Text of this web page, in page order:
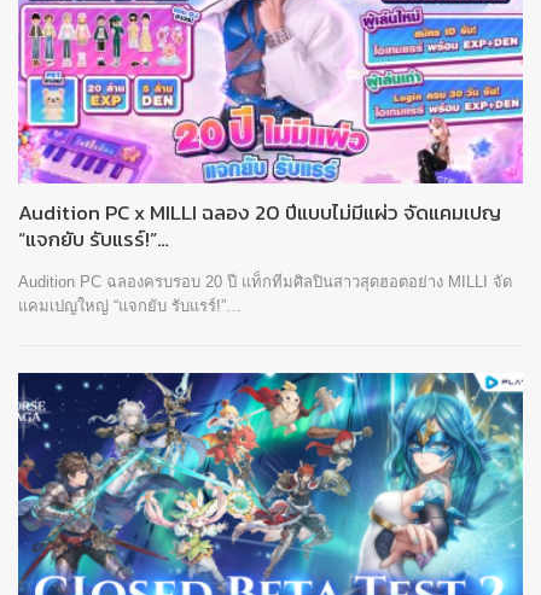
Audition PC x MILLI ฉลอง 20 ปีแบบไม่มีแผ่ว จัดแคมเปญ
“แจกยับ รับแรร์!”…
Audition PC ฉลองครบรอบ 20 ปี แท็กทีมศิลปินสาวสุดฮอตอย่าง MILLI จัด
แคมเปญใหญ่ “แจกยับ รับแรร์!”…